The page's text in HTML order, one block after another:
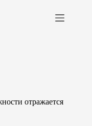
отражается